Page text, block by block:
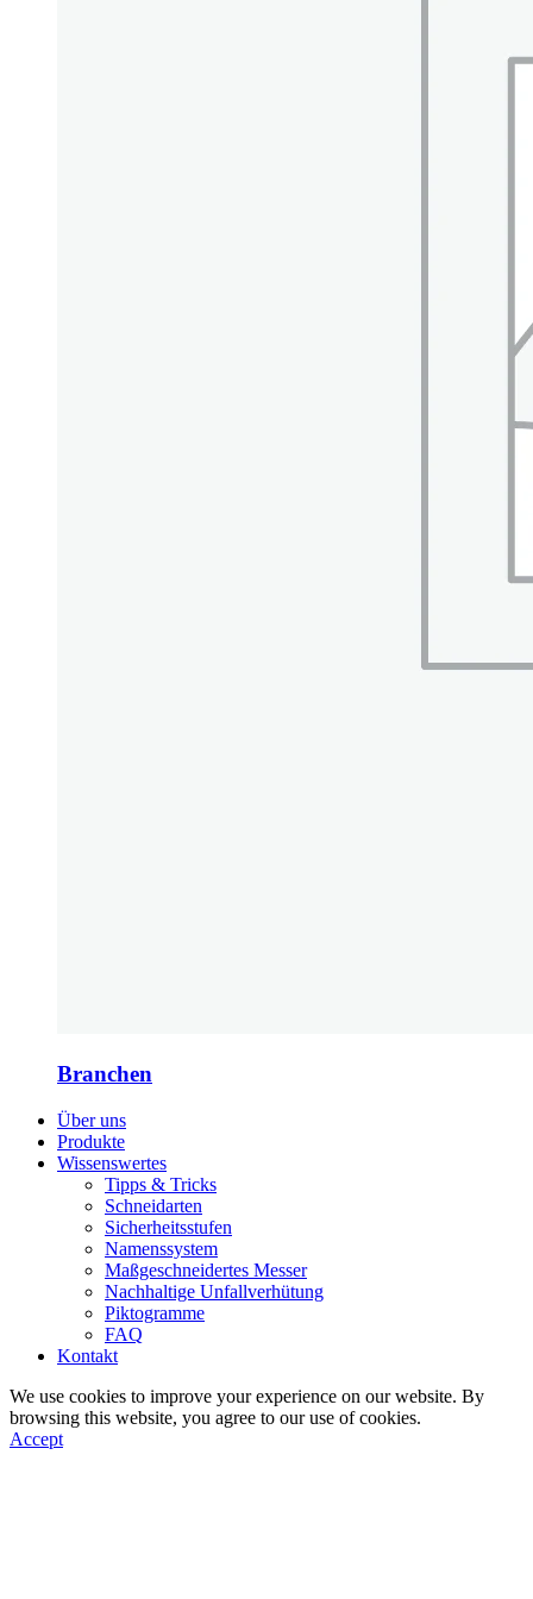
Branchen
Über uns
Produkte
Wissenswertes
Tipps & Tricks
Schneidarten
Sicherheitsstufen
Namenssystem
Maßgeschneidertes Messer
Nachhaltige Unfallverhütung
Piktogramme
FAQ
Kontakt
We use cookies to improve your experience on our website. By
browsing this website, you agree to our use of cookies.
Accept